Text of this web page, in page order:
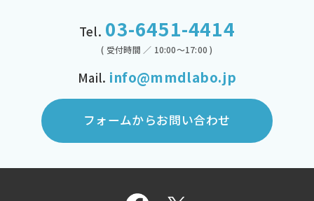
Tel. 03-6451-4414
( 受付時間 ／ 10:00～17:00 )
Mail. info@mmdlabo.jp
フォームからお問い合わせ